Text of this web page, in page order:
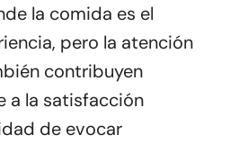
la comida es el
pero la atención
contribuyen
a la satisfacción
de evocar